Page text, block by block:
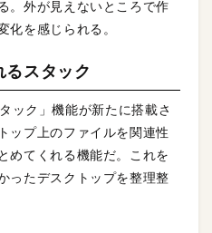
。外が見えないところで作
化を感じられる。
るスタック
ック」機能が新たに搭載さ
ップ上のファイルを関連性
めてくれる機能だ。これを
ったデスクトップを整理整